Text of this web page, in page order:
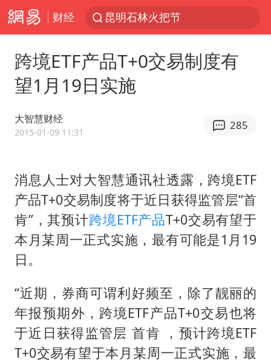
财经
昆明石林火把节
我国编制完成新版全月地质图
80后女柜员逆袭成4200亿银行副行长
扎哈罗娃批广岛市长不提美国原子弹
泰国一女公务员妆容引争议 本人回应
多地要求领导干部带头休假
女子利用漏洞0元薅走3000多件家电
关之琳否认与27岁模特的恋情
把党建设得更加坚强有力
奋进开新局 实干挑大梁
跨境ETF产品T+0交易制度有
望1月19日实施
大智慧财经
2015-01-09 11:31
285
消息人士对大智慧通讯社透露，跨境ETF
产品T+0交易制度将于近日获得监管层“首
肯”，其预计跨境ETF产品T+0交易有望于
本月某周一正式实施，最有可能是1月19
日。
“近期，券商可谓利好频至，除了靓丽的
年报预期外，跨境ETF产品T+0交易也将
于近日获得监管层 首肯 ，预计跨境ETF
T+0交易有望于本月某周一正式实施，最